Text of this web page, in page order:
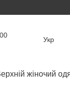
Укр
жіночий